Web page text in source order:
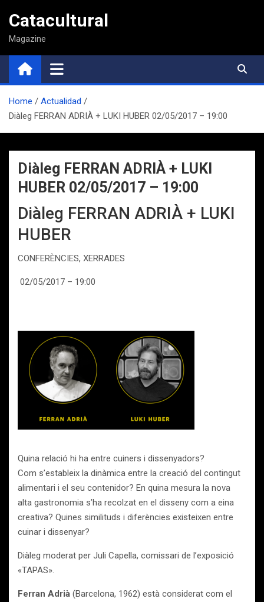
contenido
Catacultural
Magazine
Home
Actualidad
Diàleg FERRAN ADRIÀ + LUKI HUBER 02/05/2017 – 19:00
Diàleg FERRAN ADRIÀ + LUKI
HUBER 02/05/2017 – 19:00
Diàleg FERRAN ADRIÀ + LUKI
HUBER
CONFERÈNCIES, XERRADES
02/05/2017 – 19:00
Quina relació hi ha entre cuiners i dissenyadors?
Com s’estableix la dinàmica entre la creació del contingut
alimentari i el seu contenidor? En quina mesura la nova
alta gastronomia s’ha recolzat en el disseny com a eina
creativa? Quines similituds i diferències existeixen entre
cuinar i dissenyar?
Diàleg moderat per Juli Capella, comissari de l’exposició
«TAPAS».
Ferran Adrià (Barcelona, 1962) està considerat com el